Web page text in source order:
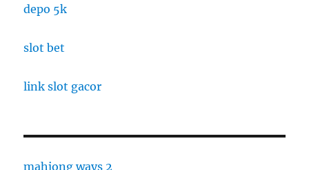
depo 5k
slot bet
link slot gacor
mahjong ways 2